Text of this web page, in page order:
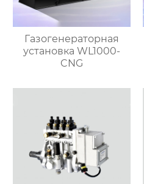
Газогенераторная
установка WL1000-
CNG